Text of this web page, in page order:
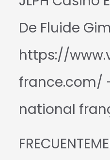
De Fluide
https://
france.com/
national